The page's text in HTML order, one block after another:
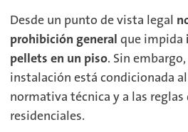
Desde un punto de vista legal
prohibición general que impida
pellets en un piso. Sin
instalación está condicionada
normativa técnica y a las
residenciales.